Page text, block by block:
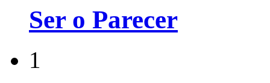
Ser o Parecer
1